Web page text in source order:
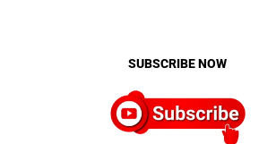
SUBSCRIBE NOW